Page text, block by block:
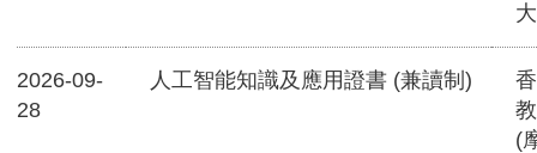
2026-09-
28
人工智能知識及應用證書 (兼讀制)
(